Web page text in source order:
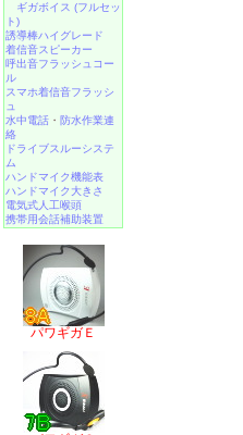
ギガボイス (フルセッ
ト)
誘導棒ハイグレード
着信音スピーカー
呼出音フラッシュコー
ル
スマホ着信音フラッシ
ュ
水中電話 ・ 防水作業連
絡
ドライブスルーシステ
ム
ハンドマイク機能表
ハンドマイク大きさ
電気式人工喉頭
携帯用会話補助装置
パワギガＥ